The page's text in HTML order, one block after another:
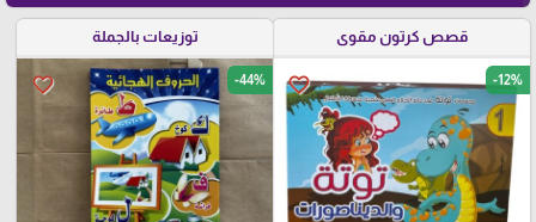
قصص كرتون مقوى
favorite_border -12%
توزيعات بالجملة
favorite_border -44%